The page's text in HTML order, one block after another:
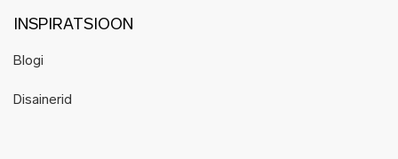
INSPIRATSIOON
Blogi
Disainerid